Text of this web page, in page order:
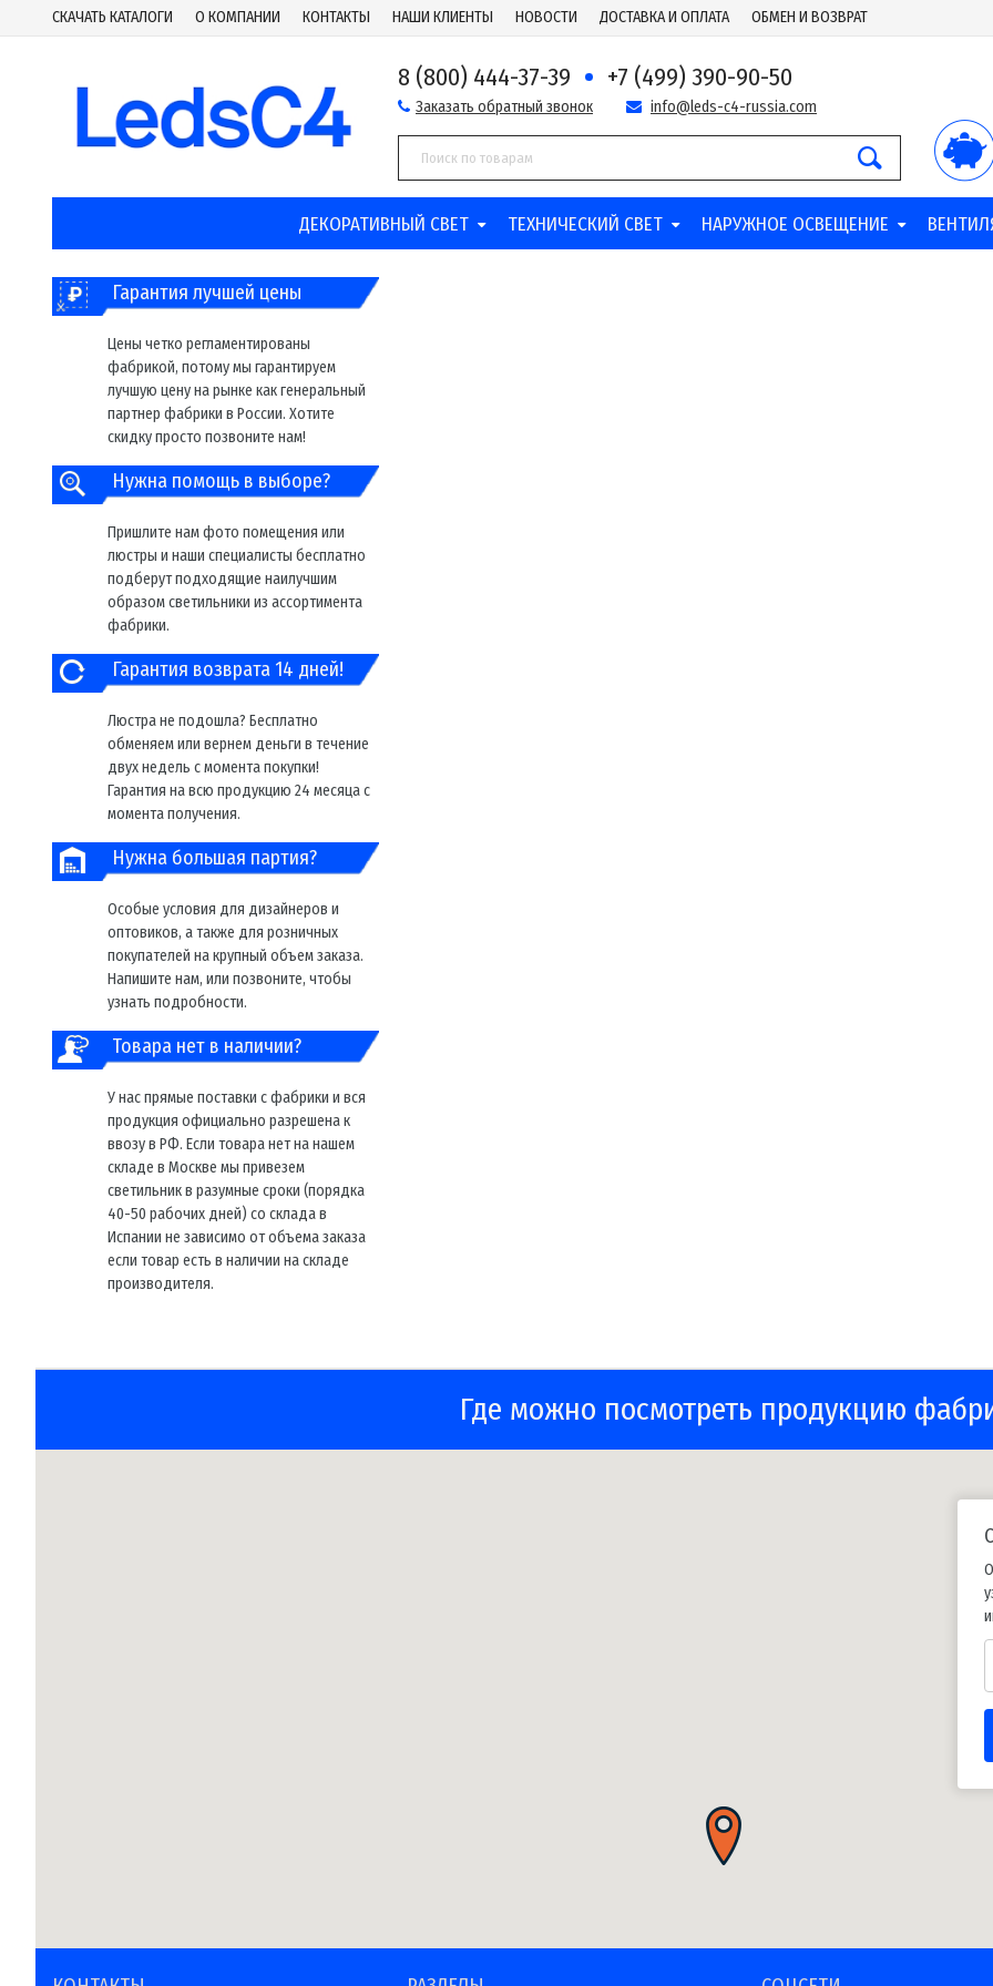
СКАЧАТЬ КАТАЛОГИ О КОМПАНИИ КОНТАКТЫ НАШИ КЛИЕНТЫ НОВОСТИ ДОСТАВКА И ОПЛАТА ОБМЕН И ВОЗВРАТ
8 (800) 444-37-39 +7 (499) 390-90-50
Заказать обратный звонок info@leds-c4-russia.com
ДЕКОРАТИВНЫЙ СВЕТ ТЕХНИЧЕСКИЙ СВЕТ НАРУЖНОЕ ОСВЕЩЕНИЕ
Гарантия лучшей цены
Цены четко регламентированы
фабрикой, потому мы гарантируем
лучшую цену на рынке как генеральный
партнер фабрики в России. Хотите
скидку просто позвоните нам!
Нужна помощь в выборе?
Пришлите нам фото помещения или
люстры и наши специалисты бесплатно
подберут подходящие наилучшим
образом светильники из ассортимента
фабрики.
Гарантия возврата 14 дней!
Люстра не подошла? Бесплатно
обменяем или вернем деньги в течение
двух недель с момента покупки!
Гарантия на всю продукцию 24 месяца с
момента получения.
Нужна большая партия?
Особые условия для дизайнеров и
оптовиков, а также для розничных
покупателей на крупный объем заказа.
Напишите нам, или позвоните, чтобы
узнать подробности.
Товара нет в наличии?
У нас прямые поставки с фабрики и вся
продукция официально разрешена к
ввозу в РФ. Если товара нет на нашем
складе в Москве мы привезем
светильник в разумные сроки (порядка
40-50 рабочих дней) со склада в
Испании не зависимо от объема заказа
если товар есть в наличии на складе
производителя.
Где можно посмотреть продукцию